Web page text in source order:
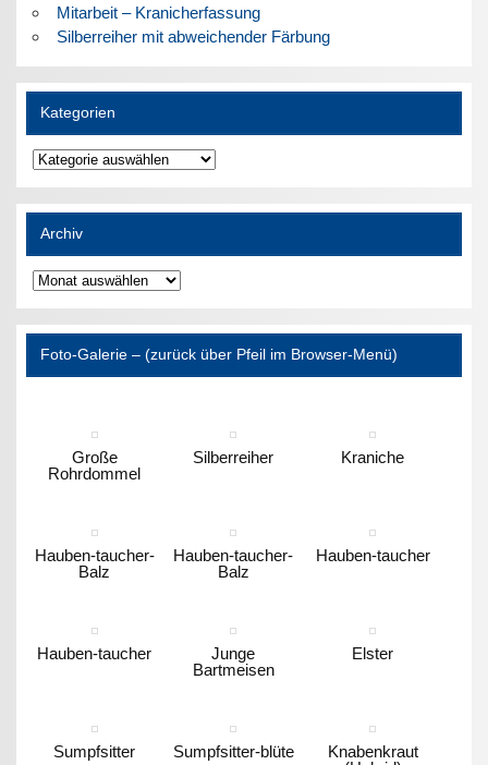
Mitarbeit – Kranicherfassung
Silberreiher mit abweichender Färbung
Kategorien
Kategorien
Archiv
Archiv
Foto-Galerie – (zurück über Pfeil im Browser-Menü)
Große
Rohrdommel
Silberreiher Kraniche
Hauben-taucher-
Balz
Hauben-taucher-
Balz
Hauben-taucher
Hauben-taucher
Junge
Bartmeisen
Elster
Sumpfsitter Sumpfsitter-blüte
Knabenkraut